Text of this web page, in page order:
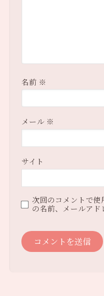
名前 ※
メール ※
サイト
次回のコメントで
の名前、メールアド